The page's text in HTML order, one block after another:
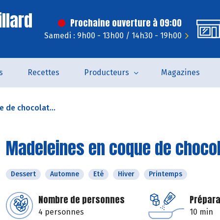
Prochaine ouverture à 09:00
Samedi : 9h00 - 13h00 / 14h30 - 19h00
Recettes Producteurs Magazines
de chocolat...
Madeleines en coque de
Dessert Automne Eté Hiver Printemps
Nombre de personnes
4 personnes 10 min